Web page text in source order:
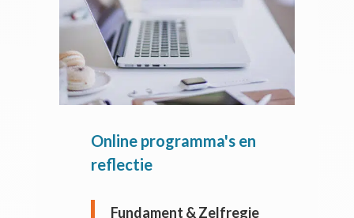
Online programma's en
reflectie
Fundament & Zelfregie